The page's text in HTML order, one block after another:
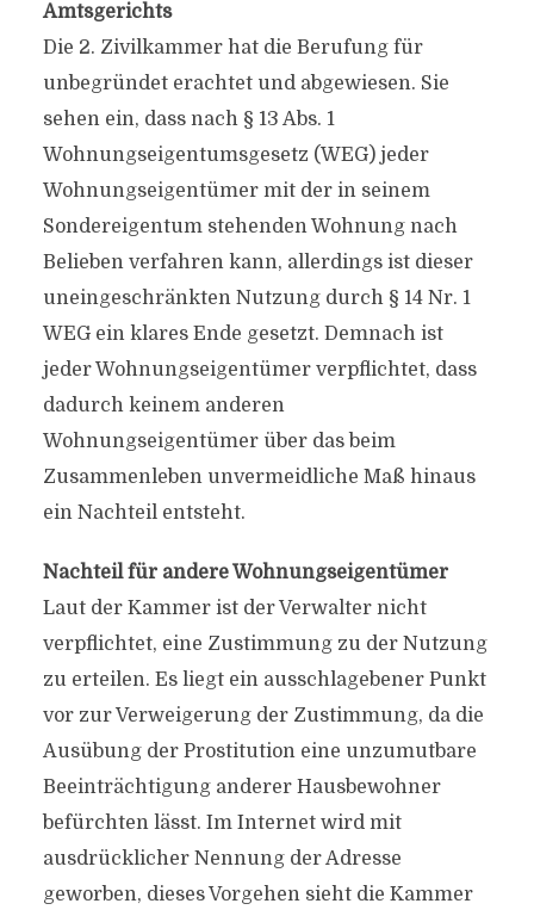
Amtsgerichts
Die 2. Zivilkammer hat die Berufung für
unbegründet erachtet und abgewiesen. Sie
sehen ein, dass nach § 13 Abs. 1
Wohnungseigentumsgesetz (WEG) jeder
Wohnungseigentümer mit der in seinem
Sondereigentum stehenden Wohnung nach
Belieben verfahren kann, allerdings ist dieser
uneingeschränkten Nutzung durch § 14 Nr. 1
WEG ein klares Ende gesetzt. Demnach ist
jeder Wohnungseigentümer verpflichtet, dass
dadurch keinem anderen
Wohnungseigentümer über das beim
Zusammenleben unvermeidliche Maß hinaus
ein Nachteil entsteht.
Nachteil für andere Wohnungseigentümer
Laut der Kammer ist der Verwalter nicht
verpflichtet, eine Zustimmung zu der Nutzung
zu erteilen. Es liegt ein ausschlagebener Punkt
vor zur Verweigerung der Zustimmung, da die
Ausübung der Prostitution eine unzumutbare
Beeinträchtigung anderer Hausbewohner
befürchten lässt. Im Internet wird mit
ausdrücklicher Nennung der Adresse
geworben, dieses Vorgehen sieht die Kammer